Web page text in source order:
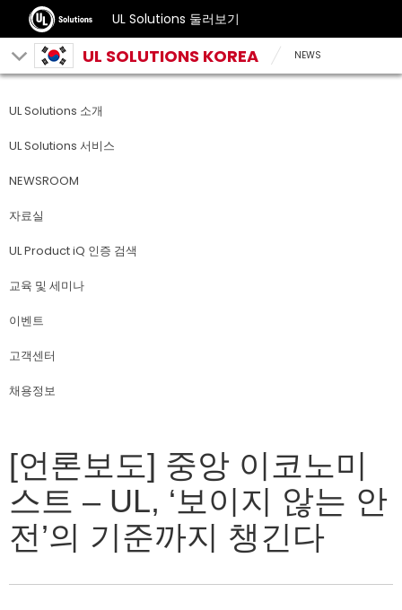
UL Solutions 둘러보기
UL SOLUTIONS KOREA NEWS
UL Solutions 소개
UL Solutions 서비스
NEWSROOM
자료실
UL Product iQ 인증 검색
교육 및 세미나
이벤트
고객센터
채용정보
[언론보도] 중앙 이코노미
스트 – UL, ‘보이지 않는 안
전’의 기준까지 챙긴다